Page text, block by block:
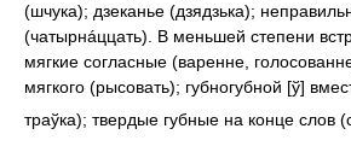
(шчука); дзеканье (дзядзька);
(чатырнáццать). В меньшей степени
мягкие согласные (варенне,
мягкого (рысовать); губногубной [ў]
траўка); твердые губные на конце слов